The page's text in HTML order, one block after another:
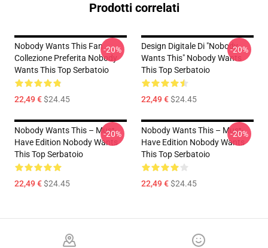
Prodotti correlati
Nobody Wants This Fan
Collezione Preferita Nobody
Wants This Top Serbatoio
22,49 €$24.45
-20%
Design Digitale Di "Nobody
Wants This" Nobody Wants
This Top Serbatoio
22,49 €$24.45
-20%
Nobody Wants This – Must-
Have Edition Nobody Wants
This Top Serbatoio
22,49 €$24.45
-20%
Nobody Wants This – Must-
Have Edition Nobody Wants
This Top Serbatoio
22,49 €$24.45
-20%